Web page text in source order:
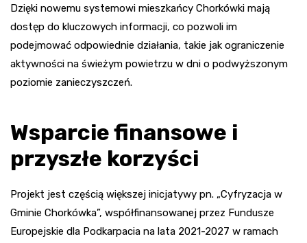
Dzięki nowemu systemowi mieszkańcy Chorkówki mają
dostęp do kluczowych informacji, co pozwoli im
podejmować odpowiednie działania, takie jak ograniczenie
aktywności na świeżym powietrzu w dni o podwyższonym
poziomie zanieczyszczeń.
Wsparcie finansowe i
przyszłe korzyści
Projekt jest częścią większej inicjatywy pn. „Cyfryzacja w
Gminie Chorkówka”, współfinansowanej przez Fundusze
Europejskie dla Podkarpacia na lata 2021-2027 w ramach